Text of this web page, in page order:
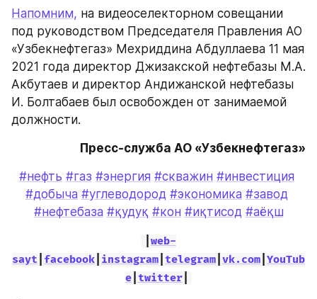
Напомним, на видеоселекторном совещании
под руководством Председателя Правления АО
«Узбекнефтегаз» Мехриддина Абдуллаева 11 мая
2021 года директор Джизакской нефтебазы М.А.
Акбутаев и директор Андижанской нефтебазы
И. Болтабаев был освобожден от занимаемой
должности.
Пресс-служба АО «Узбекнефтегаз»
#нефть #газ #энергия #скважин #инвестиция
#добыча #углеводород #экономика #завод
#нефтебаза #қудуқ #кон #иқтисод #аёқш
web-
sayt facebook instagram telegram vk.com YouTub
e| twitter|